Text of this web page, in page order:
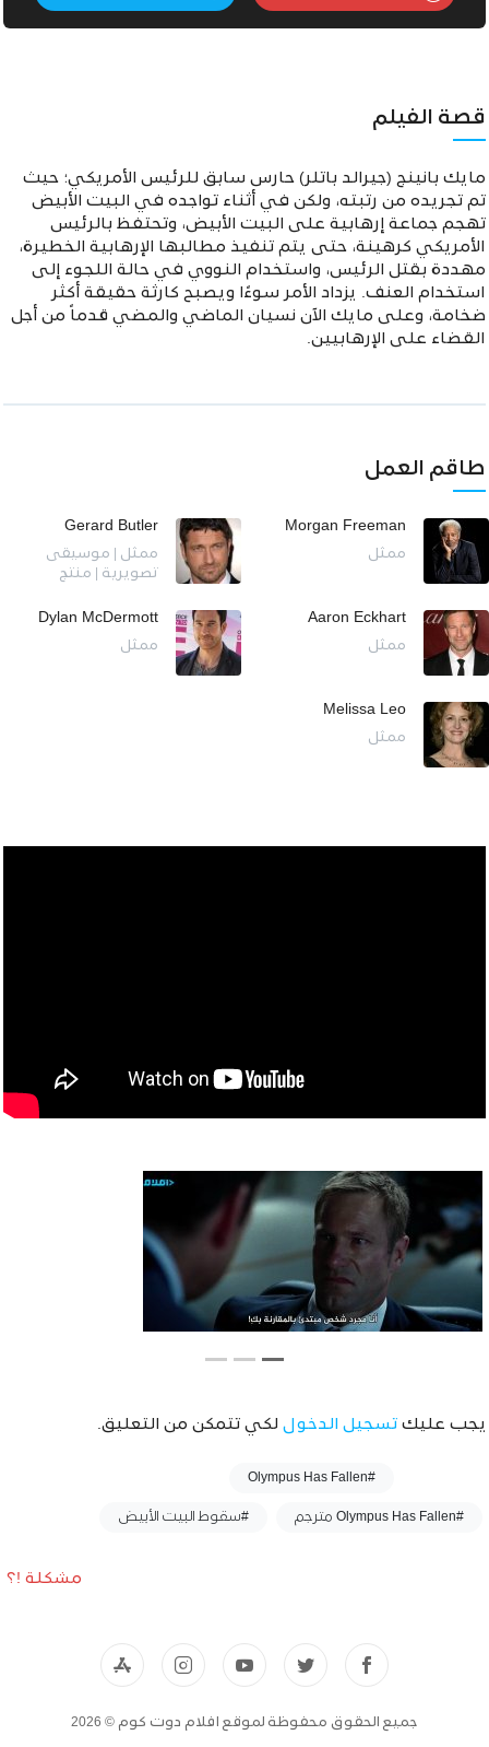
قصة الفيلم
مايك بانينج (جيرالد باتلر) حارس سابق للرئيس الأمريكي؛ حيث
تم تجريده من رتبته، ولكن في أثناء تواجده في البيت الأبيض
تهجم جماعة إرهابية على البيت الأبيض، وتحتفظ بالرئيس
الأمريكي كرهينة، حتى يتم تنفيذ مطالبها الإرهابية الخطيرة،
مهددة بقتل الرئيس، واستخدام النووي في حالة اللجوء إلى
استخدام العنف. يزداد الأمر سوءًا ويصبح كارثة حقيقة أكثر
ضخامة، وعلى مايك الآن نسيان الماضي والمضي قدماً من أجل
القضاء على الإرهابيين.
طاقم العمل
Morgan Freeman
ممثل
Gerard Butler
ممثل | موسيقى
تصويرية | منتج
Aaron Eckhart
ممثل
Dylan McDermott
ممثل
Melissa Leo
ممثل
يجب عليك تسجيل الدخول لكي تتمكن من التعليق.
#Olympus Has Fallen
#Olympus Has Fallen مترجم #سقوط البيت الأبيض
مشكلة !؟
جميع الحقوق محفوظة لموقع افلام دوت كوم © 2026